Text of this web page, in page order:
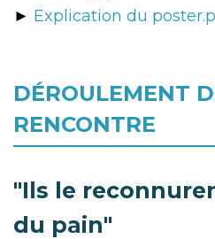
► Explication du
DÉROULEMENT
RENCONTRE
"Ils le
du pain"